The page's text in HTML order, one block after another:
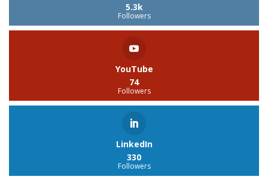
5.3k
Followers
YouTube
74
Followers
LinkedIn
330
Followers